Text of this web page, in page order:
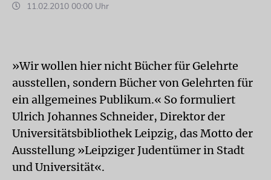
11.02.2010 00:00 Uhr
»Wir wollen hier nicht Bücher für Gelehrte
ausstellen, sondern Bücher von Gelehrten für
ein allgemeines Publikum.« So formuliert
Ulrich Johannes Schneider, Direktor der
Universitätsbibliothek Leipzig, das Motto der
Ausstellung »Leipziger Judentümer in Stadt
und Universität«.